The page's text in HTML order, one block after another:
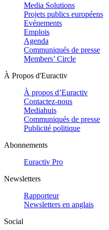
Media Solutions
Projets publics européens
Evénements
Emplois
Agenda
Communiqués de presse
Members’ Circle
À Propos d'Euractiv
À propos d’Euractiv
Contactez-nous
Mediahuis
Communiqués de presse
Publicité politique
Abonnements
Euractiv Pro
Newsletters
Rapporteur
Newsletters en anglais
Social